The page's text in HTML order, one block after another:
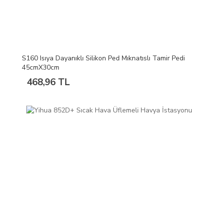
S160 Isıya Dayanıklı Silikon Ped Mıknatıslı Tamir Pedi
45cmX30cm
468,96 TL